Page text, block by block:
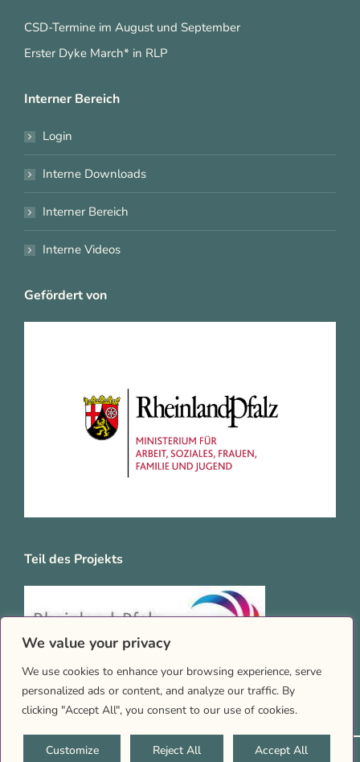
We value your privacy
We use cookies to enhance your browsing experience, serve
personalized ads or content, and analyze our traffic. By
clicking "Accept All", you consent to our use of cookies.
Customize Reject All Accept All
CSD-Termine im August und September
Erster Dyke March* in RLP
Interner Bereich
Login
Interne Downloads
Interner Bereich
Interne Videos
Gefördert von
Teil des Projekts
2026 © Queernet RLP |Impressum Datenschutz